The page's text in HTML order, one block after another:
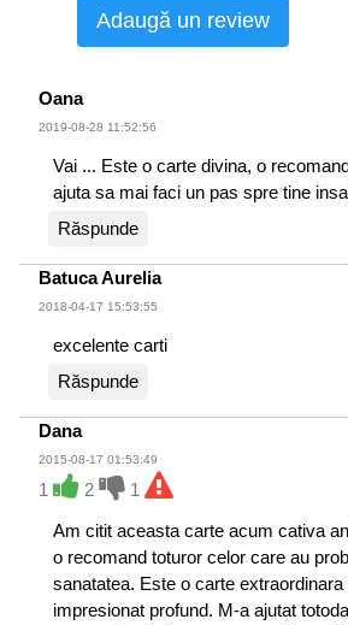
Adaugă un review
Oana
2019-08-28 11:52:56
Vai ... Este o carte divina, o
ajuta sa mai faci un pas spre tine
Răspunde
Batuca Aurelia
2018-04-17 15:53:55
excelente carti
Răspunde
Dana
2015-08-17 01:53:49
1 2
1
Am citit aceasta carte acum cativa
o recomand toturor celor care au
sanatatea. Este o carte
impresionat profund. M-a ajutat